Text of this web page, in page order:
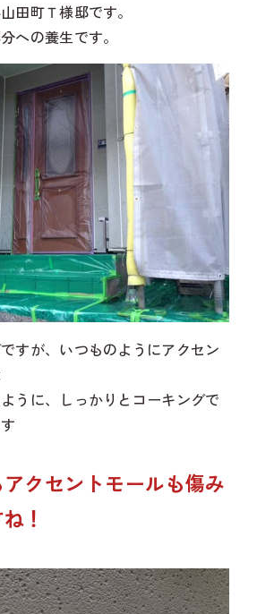
田町Ｔ様邸です。
への養生です。
すが、いつものようにアクセン
うに、しっかりとコーキングで
クセントモールも傷み
！